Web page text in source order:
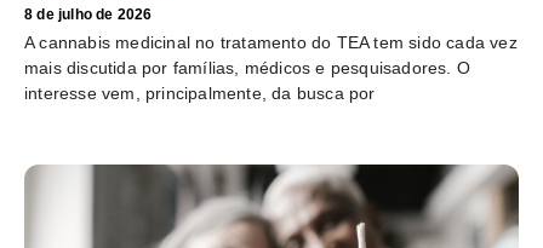
8 de julho de 2026
A cannabis medicinal no tratamento do TEA tem sido cada vez
mais discutida por famílias, médicos e pesquisadores. O
interesse vem, principalmente, da busca por